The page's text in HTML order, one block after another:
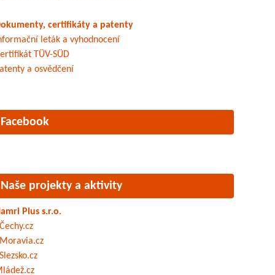
certifikáty a patenty
leták a vyhodnocení
TÜV-SÜD
a osvědčení
Facebook
Naše projekty a aktivity
Plus s.r.o.